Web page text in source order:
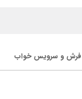
فرش و سرویس خواب